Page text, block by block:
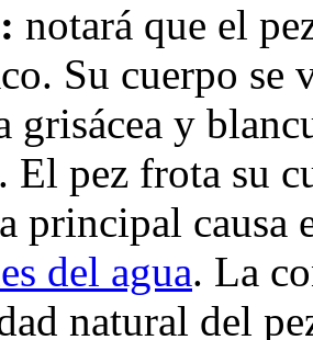
notará que el
Su cuerpo se
grisácea y
El pez frota su
principal causa
del agua. La
natural del